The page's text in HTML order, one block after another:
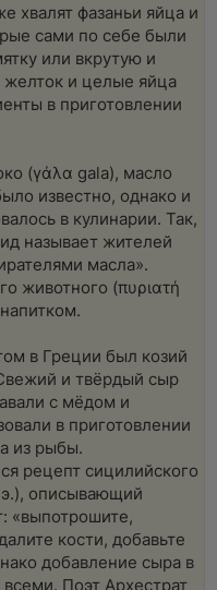
хвалят фазаньи яйца и
сами по себе были
или вкрутую и
желток и целые яйца
в приготовлении
(γάλα gala), масло
известно, однако и
в кулинарии. Так,
называет жителей
масла».
животного (πυριατή
в Греции был козий
и твёрдый сыр
с мёдом и
в приготовлении
из рыбы.
рецепт сицилийского
э.), описывающий
«выпотрошите,
кости, добавьте
добавление сыра в
Поэт Архестрат